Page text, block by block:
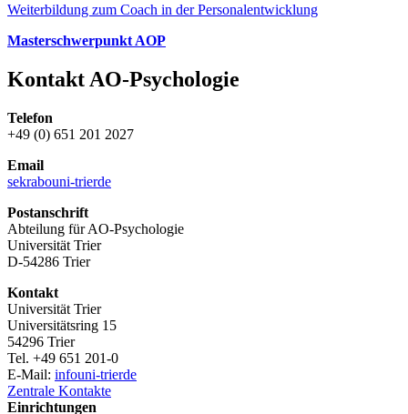
Weiterbildung zum Coach in der Personalentwicklung
Masterschwerpunkt AOP
Kontakt AO-Psychologie
Telefon
+49 (0) 651 201 2027
Email
sekrabouni-trierde
Postanschrift
Abteilung für AO-Psychologie
Universität Trier
D-54286 Trier
Kontakt
Universität Trier
Universitätsring 15
54296 Trier
Tel. +49 651 201-0
E-Mail: infouni-trierde
Zentrale Kontakte
Einrichtungen